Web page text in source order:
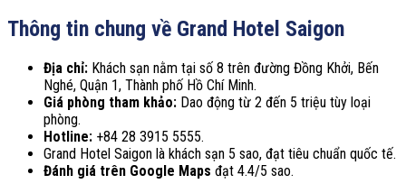
Thông tin chung về Grand Hotel Saigon
Địa chỉ: Khách sạn nằm tại số 8 trên đường Đồng Khởi, Bến
Nghé, Quận 1, Thành phố Hồ Chí Minh.
Giá phòng tham khảo: Dao động từ 2 đến 5 triệu tùy loại
phòng.
Hotline: +84 28 3915 5555.
Grand Hotel Saigon là khách sạn 5 sao, đạt tiêu chuẩn quốc tế.
Đánh giá trên Google Maps đạt 4.4/5 sao.